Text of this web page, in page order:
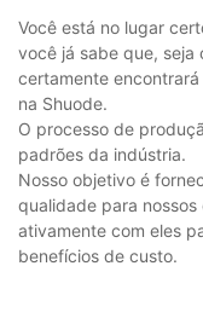
Você está no lugar
você já sabe que, seja
certamente
na Shuode.
O processo de
padrões da indústria.
Nosso objetivo é
qualidade para
ativamente com eles
benefícios de custo.